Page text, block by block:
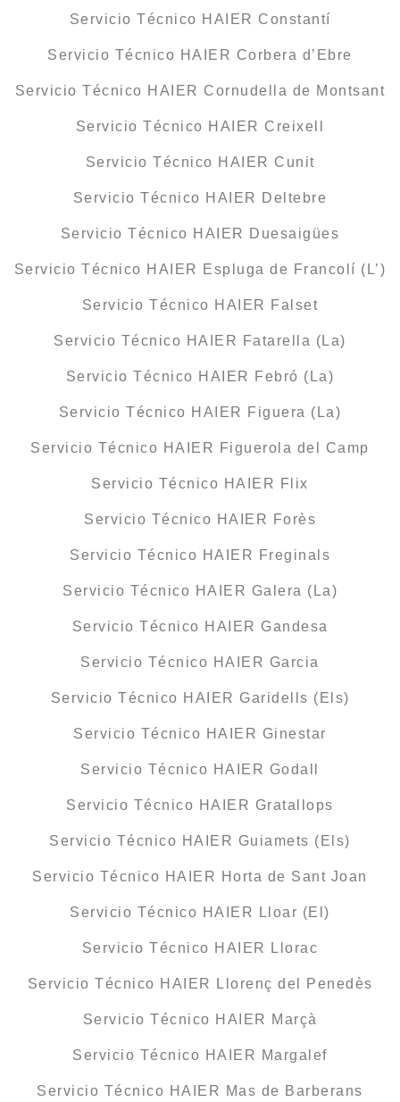
Servicio Técnico HAIER Constantí
Servicio Técnico HAIER Corbera d’Ebre
Servicio Técnico HAIER Cornudella de Montsant
Servicio Técnico HAIER Creixell
Servicio Técnico HAIER Cunit
Servicio Técnico HAIER Deltebre
Servicio Técnico HAIER Duesaigües
Servicio Técnico HAIER Espluga de Francolí (L’)
Servicio Técnico HAIER Falset
Servicio Técnico HAIER Fatarella (La)
Servicio Técnico HAIER Febró (La)
Servicio Técnico HAIER Figuera (La)
Servicio Técnico HAIER Figuerola del Camp
Servicio Técnico HAIER Flix
Servicio Técnico HAIER Forès
Servicio Técnico HAIER Freginals
Servicio Técnico HAIER Galera (La)
Servicio Técnico HAIER Gandesa
Servicio Técnico HAIER Garcia
Servicio Técnico HAIER Garidells (Els)
Servicio Técnico HAIER Ginestar
Servicio Técnico HAIER Godall
Servicio Técnico HAIER Gratallops
Servicio Técnico HAIER Guiamets (Els)
Servicio Técnico HAIER Horta de Sant Joan
Servicio Técnico HAIER Lloar (El)
Servicio Técnico HAIER Llorac
Servicio Técnico HAIER Llorenç del Penedès
Servicio Técnico HAIER Marçà
Servicio Técnico HAIER Margalef
Servicio Técnico HAIER Mas de Barberans